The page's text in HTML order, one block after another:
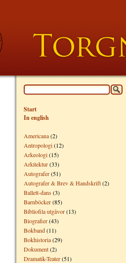
Start
In english
Americana(2)
Antropologi(12)
Arkeologi(15)
Arkitektur(33)
Autografer(51)
Autografer & Brev & Handskrift(2)
Ballett-dans (3)
Barnböcker(85)
Bibliofila utgåvor(13)
Biografier(43)
Bokband(11)
Bokhistoria(29)
Dokument(2)
Dramatik-Teater(51)